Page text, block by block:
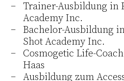
Trainer-Ausbildung in
Academy Inc.
Bachelor-Ausbildung
Shot Academy Inc.
Cosmogetic Life-
Haas
Ausbildung zum